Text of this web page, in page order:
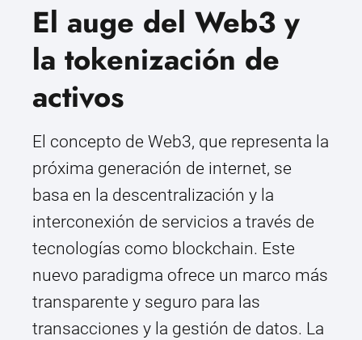
El auge del Web3 y
la tokenización de
activos
El concepto de Web3, que representa la
próxima generación de internet, se
basa en la descentralización y la
interconexión de servicios a través de
tecnologías como blockchain. Este
nuevo paradigma ofrece un marco más
transparente y seguro para las
transacciones y la gestión de datos. La